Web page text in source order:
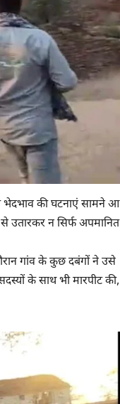
भेदभाव की घटनाएं सामने आ
उतारकर न सिर्फ अपमानित
गांव के कुछ दबंगों ने उसे
के साथ भी मारपीट की,